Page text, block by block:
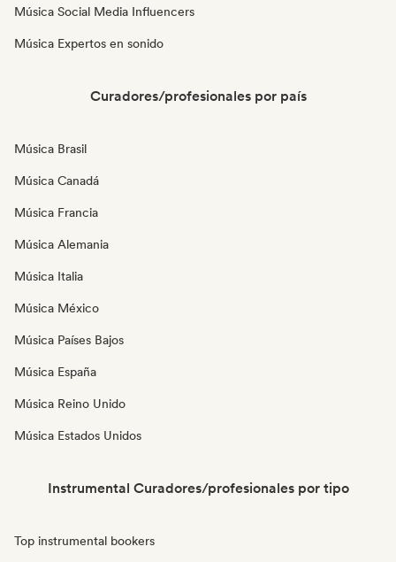
Música Social Media Influencers
Música Expertos en sonido
Curadores/profesionales por país
Música Brasil
Música Canadá
Música Francia
Música Alemania
Música Italia
Música México
Música Países Bajos
Música España
Música Reino Unido
Música Estados Unidos
Instrumental Curadores/profesionales por tipo
Top instrumental bookers